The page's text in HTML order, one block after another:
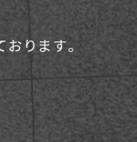
おります。